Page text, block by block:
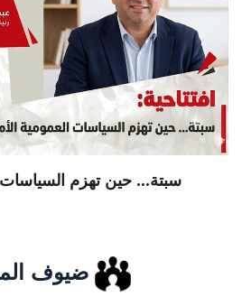
سبتة... حين تهزم السياسات
ضيوف